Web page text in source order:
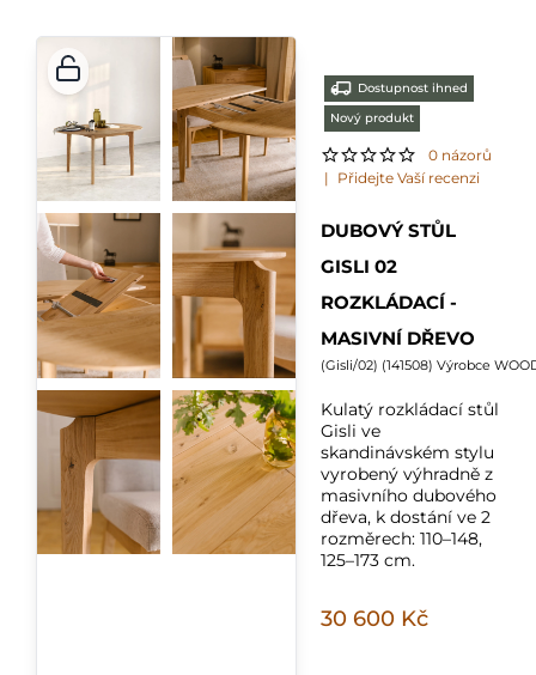
Dostupnost ihned
Nový produkt
0 názorů
| Přidejte Vaší recenzi
DUBOVÝ STŮL
GISLI 02
ROZKLÁDACÍ -
MASIVNÍ DŘEVO
(Gisli/02) (141508) Výrobce
Kulatý rozkládací stůl
Gisli ve
skandinávském stylu
vyrobený výhradně z
masivního dubového
dřeva, k dostání ve 2
rozměrech: 110–148,
125–173 cm.
30 600 Kč